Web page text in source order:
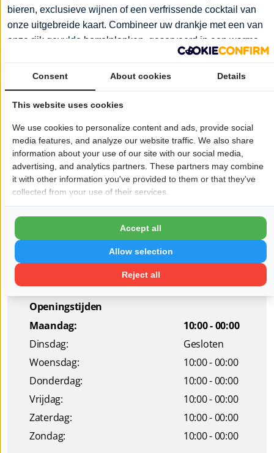
bieren, exclusieve wijnen of een verfrissende cocktail van
onze uitgebreide kaart. Combineer uw drankje met een van
onze rijk gevulde borrelplanken, geserveerd in een warme
genieten van een zonnige middag of een zwoele avond.
van zon en schaduw.
Bij Langenbaergh bent u van harte welkom, of u nu een
buurtbewoner bent of toerist. Laat u verrassen door onze
gastvrijheid, veelzijdige keuken en sfeervolle ambiance.
Wil je dat jouw bedrijf hier ook staat?
Pagina delen op:
Openingstijden
Maandag:
10:00 - 00:00
Dinsdag:
Gesloten
Woensdag:
10:00 - 00:00
Donderdag:
10:00 - 00:00
Vrijdag:
10:00 - 00:00
Zaterdag:
10:00 - 00:00
Zondag:
10:00 - 00:00
Consent About cookies Details
This website uses cookies
We use cookies to personalize content and ads, provide social
media features, and analyze our website traffic. We also share
information about your use of our site with our social media,
advertising, and analytics partners. These partners may combine
it with other information you've provided to them or that they've
collected from your use of their services.
Reject all
Allow selection
Accept all